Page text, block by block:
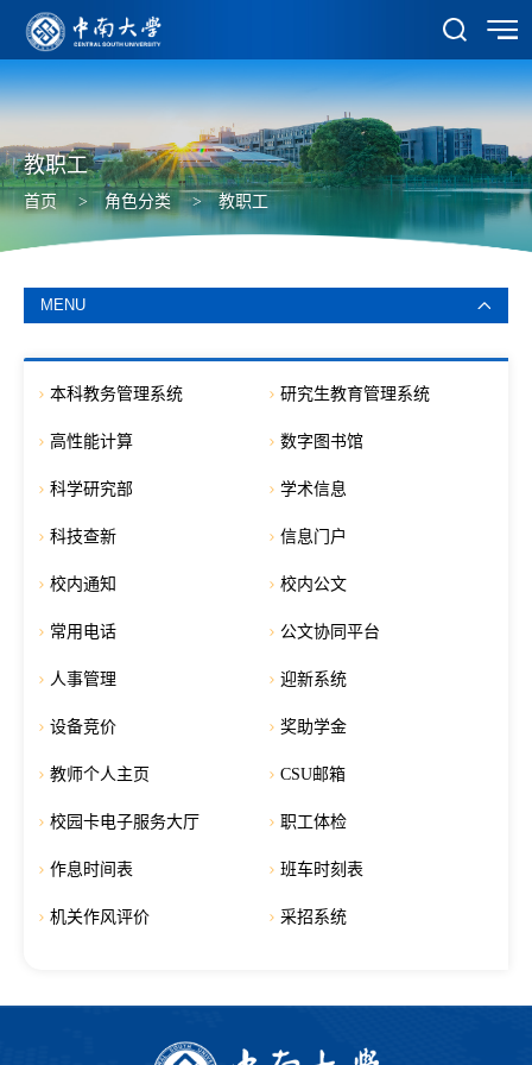
教职工
首页> 角色分类 >教职工
MENU
本科教务管理系统 研究生教育管理系统
高性能计算 数字图书馆
科学研究部 学术信息
科技查新 信息门户
校内通知 校内公文
常用电话 公文协同平台
人事管理 迎新系统
设备竞价 奖助学金
教师个人主页 CSU邮箱
校园卡电子服务大厅 职工体检
作息时间表 班车时刻表
机关作风评价 采招系统